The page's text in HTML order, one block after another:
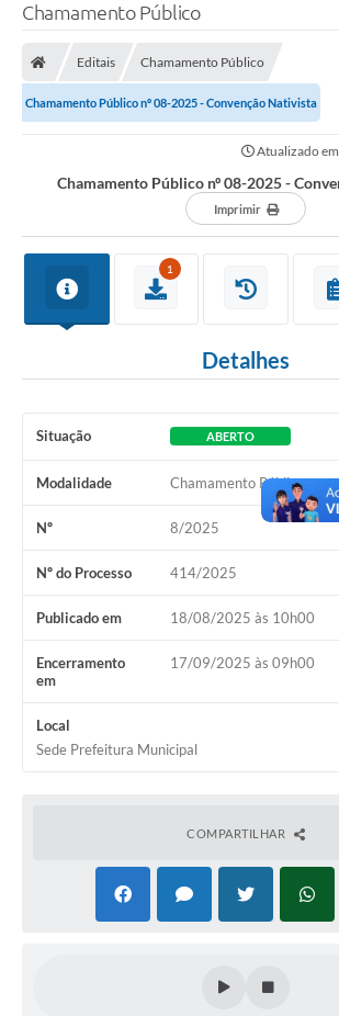
Ouvidoria
e-sic
PLANO ANUAL DE CONTRATAÇÕES (PAC)
Contato
TCE/RS
Prestação de Contas
Serviços e Informações Online
Coronavírus
Certidão Negativa
Alvará
Fiscalização
Modelos de Requerimentos
Relatórios Anuais – Ouvidoria
Galeria de Fotos
Chamamento Público
Editais Chamamento Público
Chamamento Público nº 08-2025 - Convenção Nativista
Atualizado
Chamamento Público nº 08-2025 -
Imprimir
1
Detalhes
Situação ABERTO
Modalidade Chamamento Público
Nº 8/2025
Nº do Processo 414/2025
Publicado em 18/08/2025 às 10h00
Encerramento
em
17/09/2025 às 09h00
Local
Sede Prefeitura Municipal
COMPARTILHAR